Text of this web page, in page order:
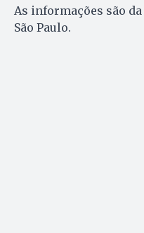
As informações são
São Paulo.